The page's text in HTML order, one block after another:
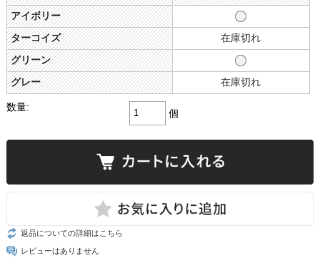
アイボリー
ターコイズ 在庫切れ
グリーン
グレー 在庫切れ
数量:
個
返品についての詳細はこちら
レビューはありません